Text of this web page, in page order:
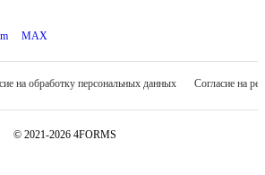
MAX
на обработку персональных данных Согласие на
© 2021-2026 4FORMS